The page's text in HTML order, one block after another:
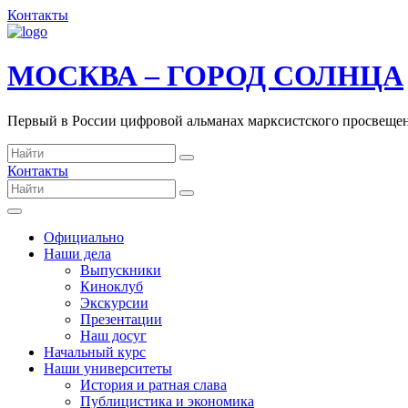
Контакты
МОСКВА – ГОРОД СОЛНЦА
Первый в России цифровой альманах марксистского
Контакты
Официально
Наши дела
Выпускники
Киноклуб
Экскурсии
Презентации
Наш досуг
Начальный курс
Наши университеты
История и ратная слава
Публицистика и экономика